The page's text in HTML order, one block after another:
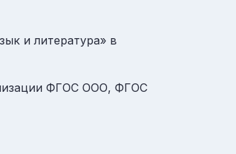
и литература» в
ФГОС ООО, ФГОС